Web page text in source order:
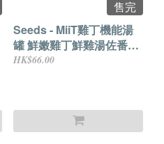
售完
Seeds - MiiT雞丁機能湯
罐 鮮嫩雞丁鮮雞湯佐番茄
玉米+筍通心粉 80GX6
HK$66.00